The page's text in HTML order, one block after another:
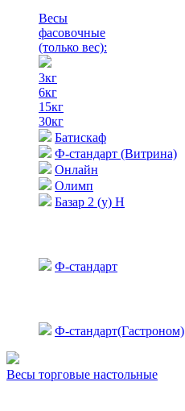
Весы
фасовочные
(только вес):
3кг
6кг
15кг
30кг
Батискаф
Ф-стандарт (Витрина)
Онлайн
Олимп
Базар 2 (у) Н
Ф-стандарт
Ф-стандарт(Гастроном)
Весы торговые настольные